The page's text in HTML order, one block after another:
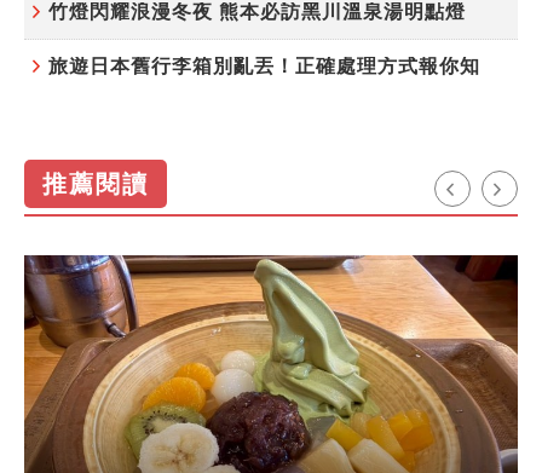
竹燈閃耀浪漫冬夜 熊本必訪黑川溫泉湯明點燈
旅遊日本舊行李箱別亂丟！正確處理方式報你知
推薦閱讀